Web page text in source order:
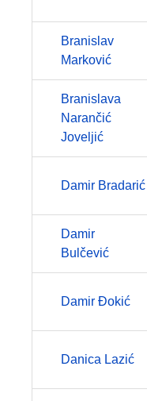
Branislav
Marković
Branislava
Narančić
Joveljić
Damir Bradarić
Damir
Bulčević
Damir Đokić
Danica Lazić